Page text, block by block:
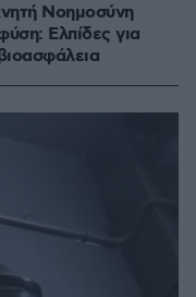
Νοημοσύνη
Ελπίδες για